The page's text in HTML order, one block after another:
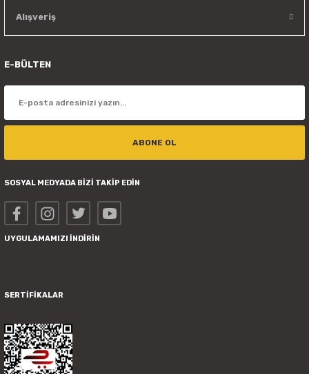
Alışveriş
E-BÜLTEN
ABONE OL
SOSYAL MEDYADA BİZİ TAKİP EDİN
UYGULAMAMIZI İNDİRİN
SERTİFİKALAR